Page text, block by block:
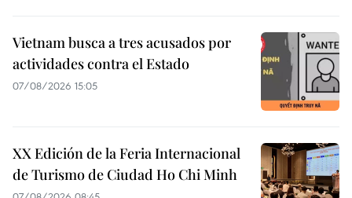
Vietnam busca a tres acusados por
actividades contra el Estado
07/08/2026 15:05
XX Edición de la Feria Internacional
de Turismo de Ciudad Ho Chi Minh